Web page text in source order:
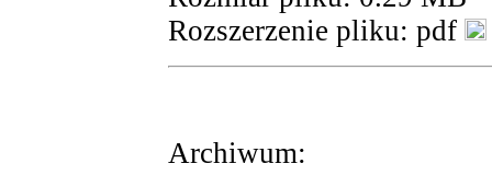
Rozszerzenie pliku: pdf
Archiwum: